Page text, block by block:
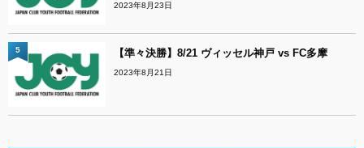
2023年8月23日
【準々決勝】8/21 ヴィッセル神戸 vs FC多摩
2023年8月21日
5